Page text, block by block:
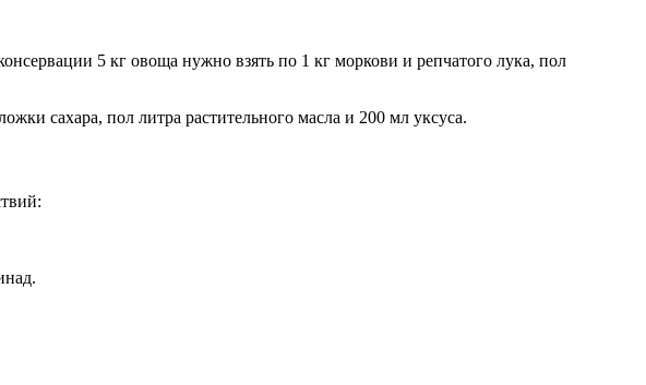
5 кг овоща нужно взять по 1 кг моркови и репчатого лука, пол
сахара, пол литра растительного масла и 200 мл уксуса.